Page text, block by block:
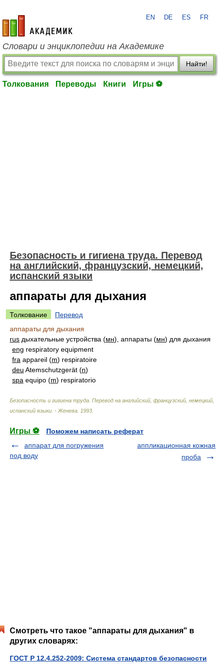
academic.ru
EN DE ES FR
Словари и энциклопедии на Академике
Найти!
Толкования Переводы Книги Игры ⚽
Безопасность и гигиена труда. Перевод
на английский, французский, немецкий,
испанский языки
аппараты для дыхания
Толкование
Перевод
аппараты для дыхания
rus дыхательные устройства (мн), аппараты (мн) для дыхания
eng respiratory equipment
fra appareil (m) respiratoire
deu Atemschutzgerät (n)
spa equipo (m) respiratorio
Безопасность и гигиена труда. Перевод на английский, французский, немецкий,
испанский языки. - Женева 1993
Игры ⚽
Поможем написать реферат
аппарат для погружения
под воду
аппликационная кожная
проба
Смотреть что такое "аппараты для дыхания" в
других словарях:
ГОСТ Р 12.4.252-2009: Система стандартов безопасности